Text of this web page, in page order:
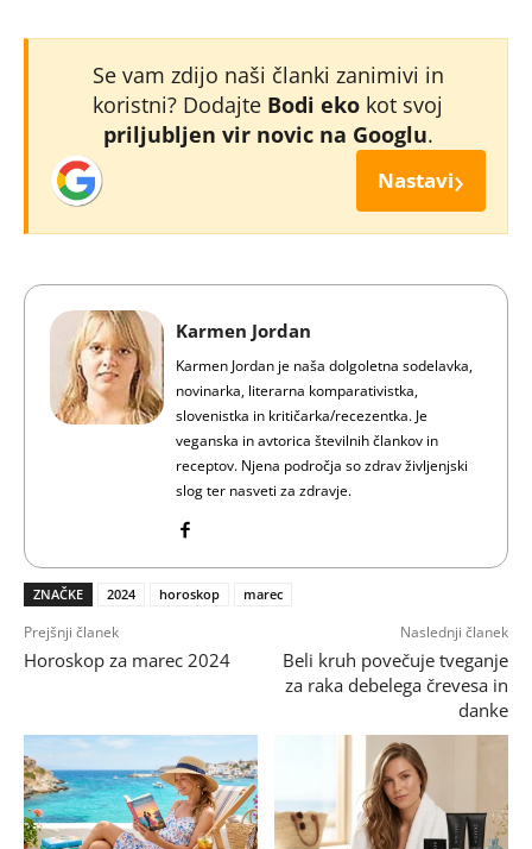
Se vam zdijo naši članki zanimivi in
koristni? Dodajte Bodi eko kot svoj
priljubljen vir novic na Googlu.
Nastavi›
Karmen Jordan
Karmen Jordan je naša dolgoletna sodelavka,
novinarka, literarna komparativistka,
slovenistka in kritičarka/recezentka. Je
veganska in avtorica številnih člankov in
receptov. Njena področja so zdrav življenjski
slog ter nasveti za zdravje.
ZNAČKE 2024 horoskop marec
Prejšnji članek
Horoskop za marec 2024
Naslednji članek
Beli kruh povečuje tveganje
za raka debelega črevesa in
danke